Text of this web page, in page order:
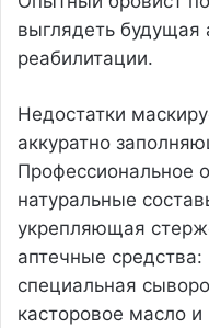
выглядеть будущая
реабилитации.
Недостатки
аккуратно
Профессиональное
натуральные
укрепляющая
аптечные средства:
специальная
касторовое масло